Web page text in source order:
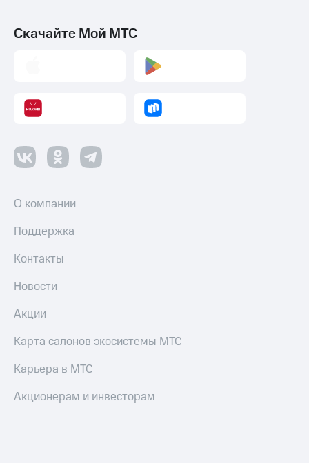
Скачайте Мой МТС
О компании
Поддержка
Контакты
Новости
Акции
Карта салонов экосистемы МТС
Карьера в МТС
Акционерам и инвесторам